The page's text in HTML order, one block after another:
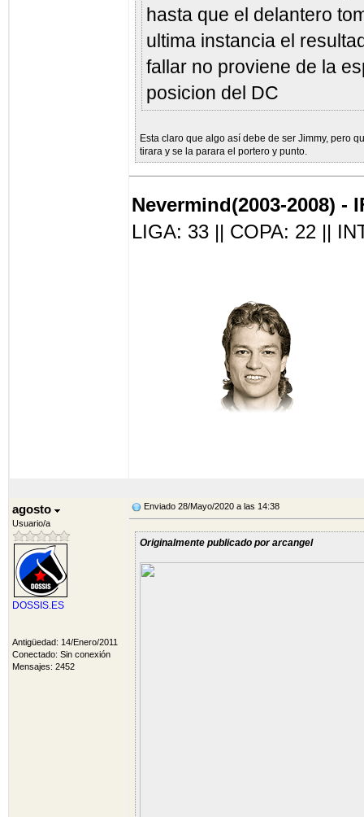
hasta que el delantero
ultima instancia el
fallar no proviene de la
posicion del DC
Esta claro que algo así debe de ser Jimmy, pero
tirara y se la parara el portero y punto.
Nevermind(2003-2008) -
LIGA: 33 || COPA: 22 ||
Envíale un
agosto
Usuario/a
DOSSIS.ES
Antigüedad: 14/Enero/2011
Conectado: Sin conexión
Mensajes: 2452
Enviado 28/Mayo/2020 a las 14:38
Originalmente publicado por arcangel